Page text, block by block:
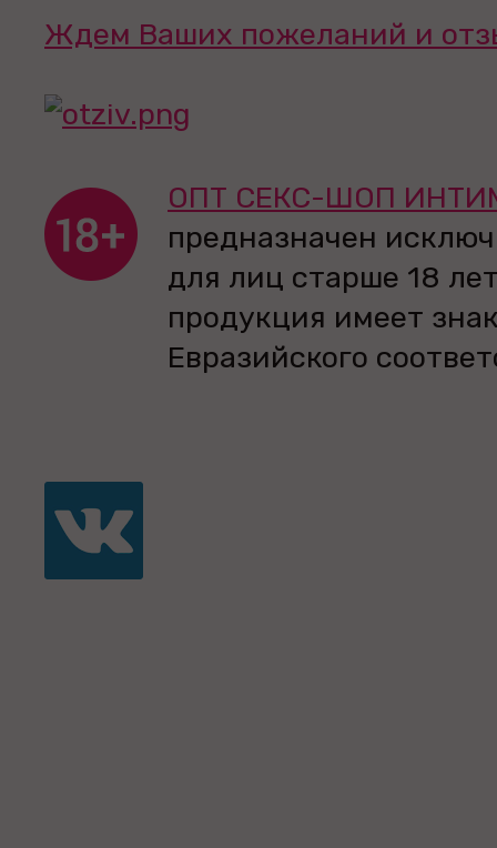
Ждем Ваших пожеланий и
ОПТ СЕКС-ШОП
предназначен
для лиц старше 18
продукция имеет
Евразийского